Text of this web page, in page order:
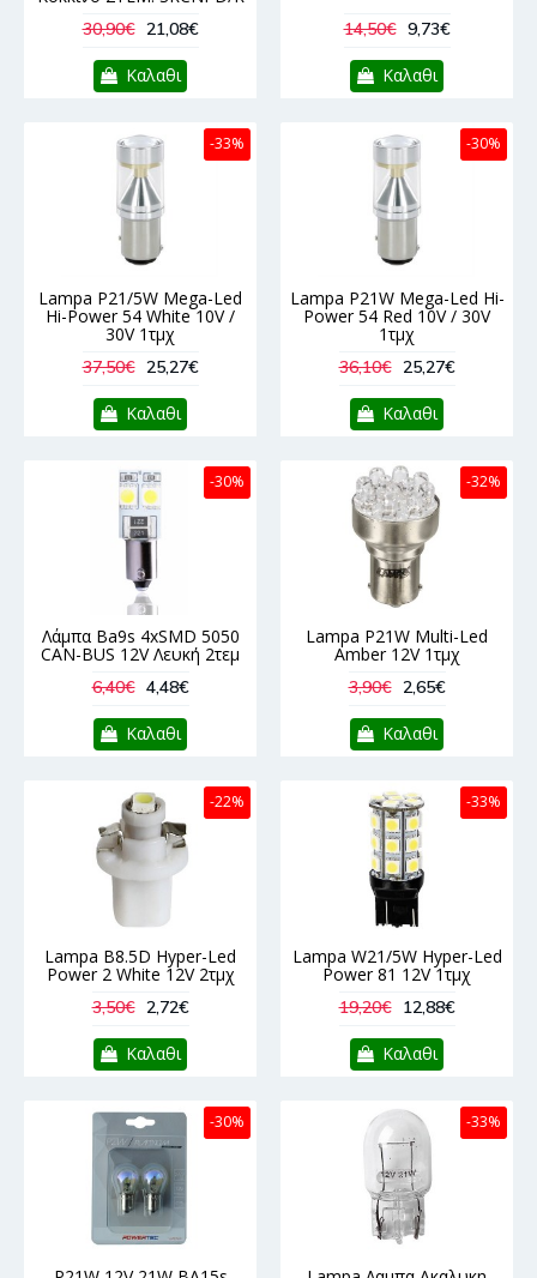
30,90€ 21,08€
Καλαθι
14,50€ 9,73€
Καλαθι
-33%
Lampa P21/5W Mega-Led
Hi-Power 54 White 10V /
30V 1τμχ
37,50€ 25,27€
Καλαθι
-30%
Lampa P21W Mega-Led Hi-
Power 54 Red 10V / 30V
1τμχ
36,10€ 25,27€
Καλαθι
-30%
Λάμπα Ba9s 4xSMD 5050
CAN-BUS 12V Λευκή 2τεμ
6,40€ 4,48€
Καλαθι
-32%
Lampa P21W Multi-Led
Amber 12V 1τμχ
3,90€ 2,65€
Καλαθι
-22%
Lampa B8.5D Hyper-Led
Power 2 White 12V 2τμχ
3,50€ 2,72€
Καλαθι
-33%
Lampa W21/5W Hyper-Led
Power 81 12V 1τμχ
19,20€ 12,88€
Καλαθι
-30% -33%